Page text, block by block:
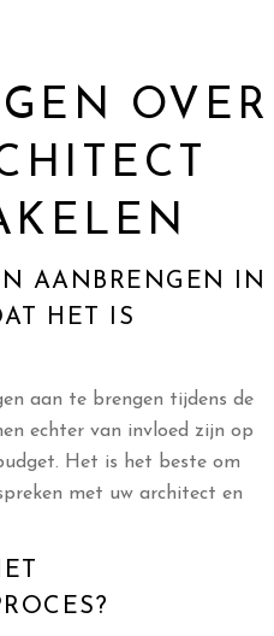
OVER
AANBRENGEN IN
HET IS
aan te brengen tijdens de
echter van invloed zijn op
Het is het beste om
met uw architect en